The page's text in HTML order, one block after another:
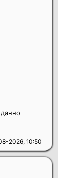
2026, 10:50